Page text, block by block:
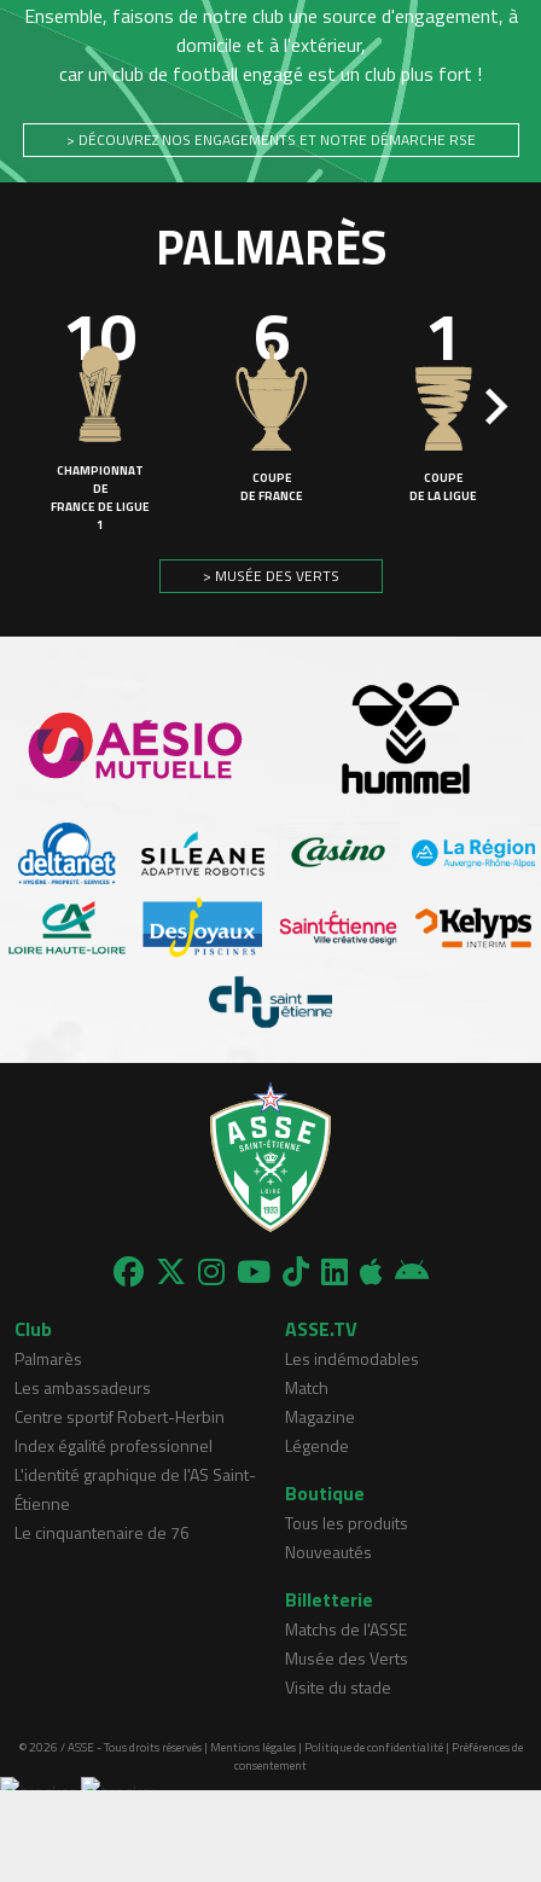
Ensemble, faisons de notre club une source d'engagement, à
domicile et à l'extérieur,
car un club de football engagé est un club plus fort !
> DÉCOUVREZ NOS ENGAGEMENTS ET NOTRE DÉMARCHE RSE
PALMARÈS
10
CHAMPIONNAT
DE
FRANCE DE LIGUE
1
6
COUPE
DE FRANCE
1
COUPE
DE LA LIGUE
> MUSÉE DES VERTS
Club
Palmarès
Les ambassadeurs
Centre sportif Robert-Herbin
Index égalité professionnel
L'identité graphique de l'AS Saint-
Étienne
Le cinquantenaire de 76
ASSE.TV
Les indémodables
Match
Magazine
Légende
Boutique
Tous les produits
Nouveautés
Billetterie
Matchs de l'ASSE
Musée des Verts
Visite du stade
© 2026 / ASSE - Tous droits réservés | Mentions légales| Politique de confidentialité| Préférences de
consentement